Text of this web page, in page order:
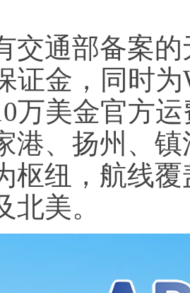
交通部备案
证金，同时
万美金官方
港、扬州、
枢纽，航线
北美。